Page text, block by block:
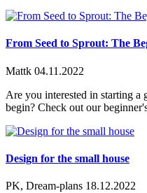
From Seed to Sprout: The
Mattk 04.11.2022
Are you interested in starting
begin? Check out our
Design for the small house
PK, Dream-plans 18.12.2022